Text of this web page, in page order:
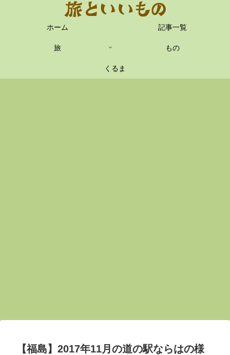
ホーム 記事一覧
旅 もの
くるま
【福島】2017年11月の道の駅ならはの様